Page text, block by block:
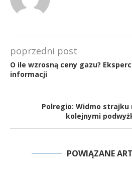
poprzedni post
O ile wzrosną ceny gazu?
informacji
Polregio: Widmo strajku
kolejnymi
POWIĄZANE